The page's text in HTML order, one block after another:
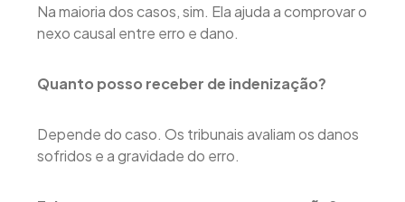
Na maioria dos casos, sim. Ela ajuda a comprovar o
nexo causal entre erro e dano.
Quanto posso receber de indenização?
Depende do caso. Os tribunais avaliam os danos
sofridos e a gravidade do erro.